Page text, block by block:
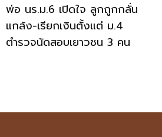
พ่อ นร.ม.6 เปิดใจ ลูกถูกกลั่น
แกล้ง-เรียกเงินตั้งแต่ ม.4
ตำรวจนัดสอบเยาวชน 3 คน